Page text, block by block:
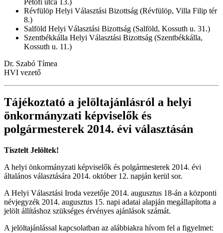
Révfülöp Helyi Választási Bizottság (Révfülöp, Villa Filip tér
8.)
Salföld Helyi Választási Bizottság (Salföld, Kossuth u. 31.)
Szentbékkálla Helyi Választási Bizottság (Szentbékkálla,
Kossuth u. 11.)
Dr. Szabó Tímea
HVI vezető
Tájékoztató a jelöltajánlásról a helyi
önkormányzati képviselők és
polgármesterek 2014. évi választásán
Tisztelt Jelöltek!
A helyi önkormányzati képviselők és polgármesterek 2014. évi
általános választására 2014. október 12. napján kerül sor.
A Helyi Választási Iroda vezetője 2014. augusztus 18-án a központi
névjegyzék 2014. augusztus 15. napi adatai alapján megállapította a
jelölt állításhoz szükséges érvényes ajánlások számát.
A jelöltajánlással kapcsolatban az alábbiakra hívom fel a figyelmet: